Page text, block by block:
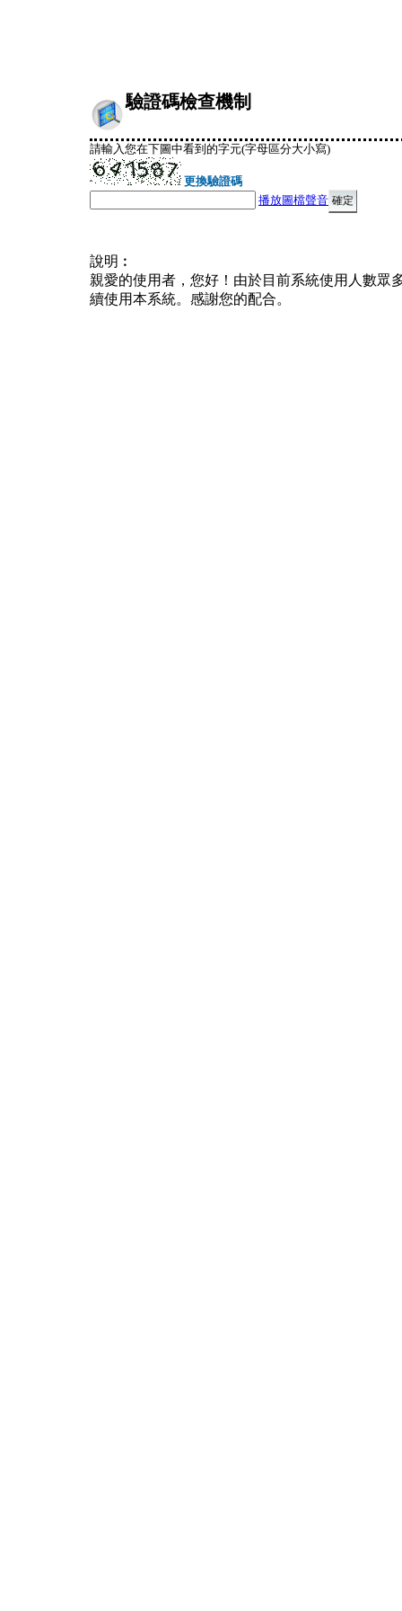
驗證碼檢查機制
請輸入您在下圖中看到的字元(字母區分大小寫)
更換驗證碼
播放圖檔聲音
說明︰
親愛的使用者，您好！由於目前系統使用人數眾
續使用本系統。感謝您的配合。